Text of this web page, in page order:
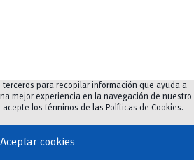
para recopilar información que ayuda a
mejor experiencia en la navegación de nuestro
los términos de las Políticas de Cookies.
Aceptar cookies